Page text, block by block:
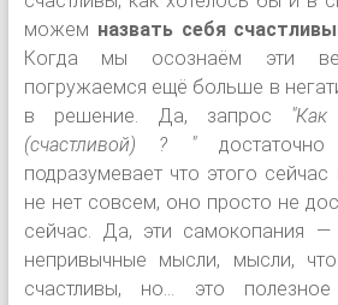
можем назвать себя
Когда мы осознаём эти
погружаемся ещё больше в
в решение. Да, запрос
(счастливой) ? "достаточно
подразумевает что этого сейчас
не нет совсем, оно просто не
сейчас. Да, эти самокопания
непривычные мысли, мысли,
счастливы, но... это